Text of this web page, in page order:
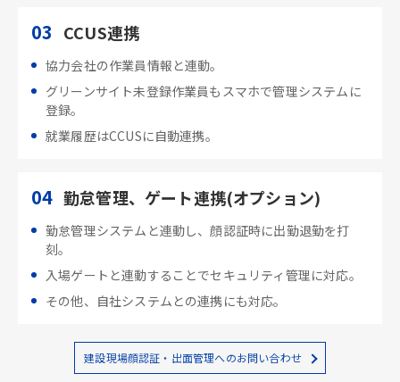
03 CCUS連携
協力会社の作業員情報と連動。
グリーンサイト未登録作業員もスマホで管理システムに
登録。
就業履歴はCCUSに自動連携。
04 勤怠管理、ゲート連携(オプション)
勤怠管理システムと連動し、顔認証時に出勤退勤を打
刻。
入場ゲートと連動することでセキュリティ管理に対応。
その他、自社システムとの連携にも対応。
建設現場顔認証・出面管理へのお問い合わせ